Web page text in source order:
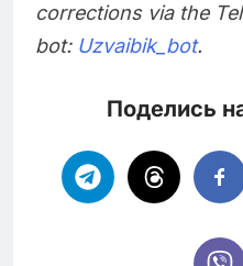
corrections via the
bot: Uzvaibik_bot.
Поделись